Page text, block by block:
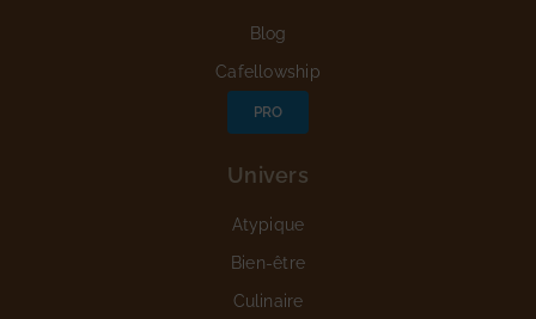
Blog
Cafellowship
PRO
Univers
Atypique
Bien-être
Culinaire